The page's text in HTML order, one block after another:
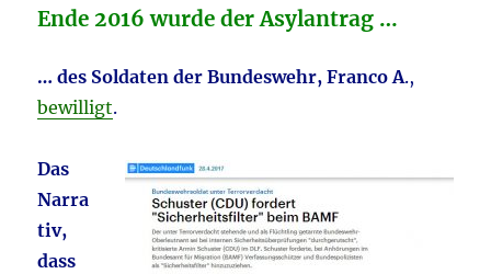
Ende 2016 wurde der Asylantrag …
… des Soldaten der Bundeswehr, Franco A.,
bewilligt.
Das
Narra
tiv,
dass